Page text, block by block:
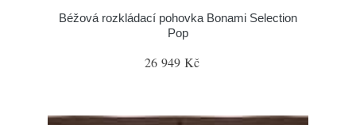
Béžová rozkládací pohovka Bonami Selection
Pop
26 949 Kč